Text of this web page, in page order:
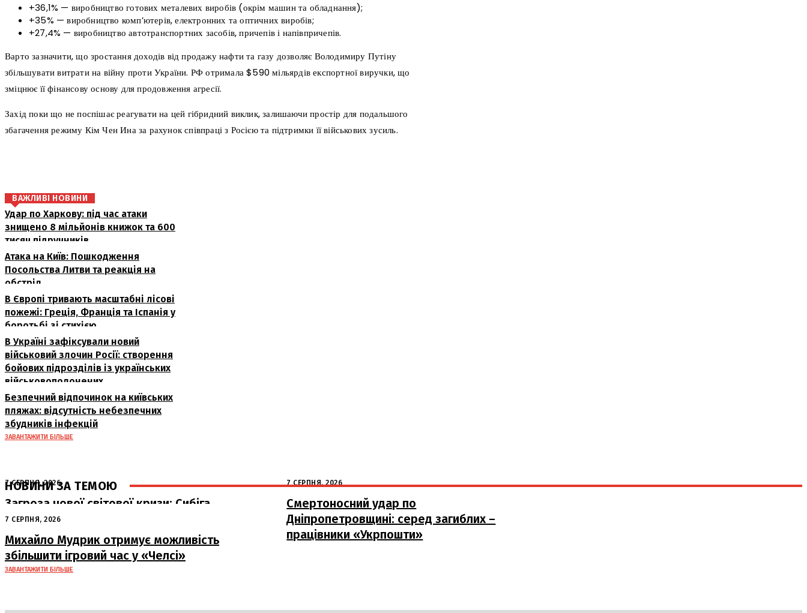
+36,1% — виробництво готових металевих виробів (окрім машин та обладнання);
+35% — виробництво комп’ютерів, електронних та оптичних виробів;
+27,4% — виробництво автотранспортних засобів, причепів і напівпричепів.
Варто зазначити, що зростання доходів від продажу нафти та газу дозволяє Володимиру Путіну
збільшувати витрати на війну проти України. РФ отримала $590 мільярдів експортної виручки, що
зміцнює її фінансову основу для продовження агресії.
Захід поки що не поспішає реагувати на цей гібридний виклик, залишаючи простір для подальшого
збагачення режиму Кім Чен Ина за рахунок співпраці з Росією та підтримки її військових зусиль.
ВАЖЛИВІ НОВИНИ
Удар по Харкову: під час атаки
знищено 8 мільйонів книжок та 600
тисяч підручників
Атака на Київ: Пошкодження
Посольства Литви та реакція на
обстріл
В Європі тривають масштабні лісові
пожежі: Греція, Франція та Іспанія у
боротьбі зі стихією
В Україні зафіксували новий
військовий злочин Росії: створення
бойових підрозділів із українських
військовополонених
Безпечний відпочинок на київських
пляжах: відсутність небезпечних
збудників інфекцій
ЗАВАНТАЖИТИ БІЛЬШЕ
НОВИНИ ЗА ТЕМОЮ
7 СЕРПНЯ, 2026
Загроза нової світової кризи: Сибіга
попередив про наслідки атак РФ на
судна
7 СЕРПНЯ, 2026
Смертоносний удар по
Дніпропетровщині: серед загиблих –
працівники «Укрпошти»
7 СЕРПНЯ, 2026
Михайло Мудрик отримує можливість
збільшити ігровий час у «Челсі»
ЗАВАНТАЖИТИ БІЛЬШЕ